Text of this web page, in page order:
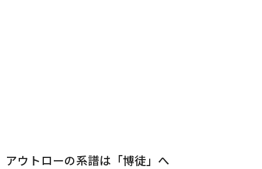
アウトローの系譜は「博徒」へ